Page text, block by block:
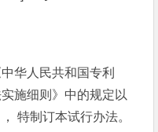
人民共和国专利
施细则》中的规定以
特制订本试行办法。